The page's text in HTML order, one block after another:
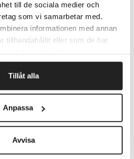
till de sociala medier och
som vi samarbetar med.
informationen med annan
tillhandahållit eller som de har
Tillåt alla
Anpassa
Avvisa
du handler for 1.900,-